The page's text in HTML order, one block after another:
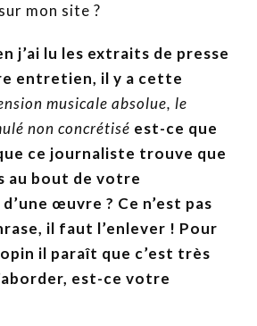
mon site ?
j’ai lu les extraits de presse
entretien, il y a cette
musicale absolue, le
non concrétisé est-ce que
ce journaliste trouve que
au bout de votre
œuvre ? Ce n’est pas
il faut l’enlever ! Pour
il paraît que c’est très
est-ce votre